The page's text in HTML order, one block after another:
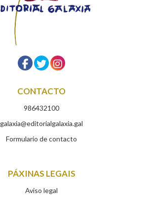
CONTACTO
986432100
galaxia@editorialgalaxia.gal
Formulario de contacto
PÁXINAS LEGAIS
Aviso legal